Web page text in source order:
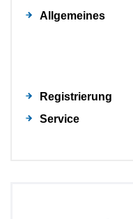
Allgemeines
Registrierung
Service